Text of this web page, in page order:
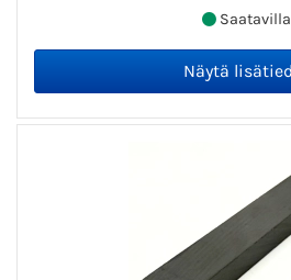
Saatavilla